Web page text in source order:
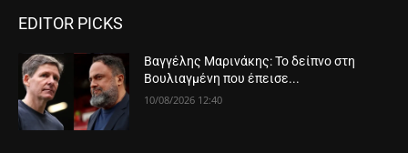
EDITOR PICKS
Βαγγέλης Μαρινάκης: Το δείπνο στη
Βουλιαγμένη που έπεισε...
10/08/2026 12:40